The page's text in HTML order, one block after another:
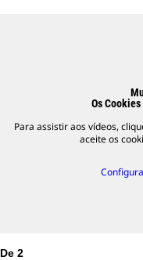
Os
Para assistir aos vídeos,
aceite os
De 2